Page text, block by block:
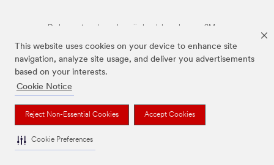
This website uses cookies on your device to enhance site
navigation, analyze site usage, and deliver you advertisements
based on your interests.
Cookie Notice
Reject Non-Essential Cookies Accept Cookies
Cookie Preferences
De bovenstaande merken zijn handelsmerken van 3M.we